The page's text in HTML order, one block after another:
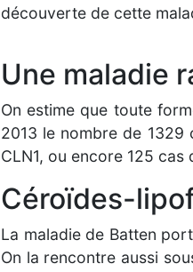
découverte de cette
Une maladie
On estime que toute
2013 le nombre de
CLN1, ou encore 125 cas
Céroïdes-
La maladie de Batten
On la rencontre aussi